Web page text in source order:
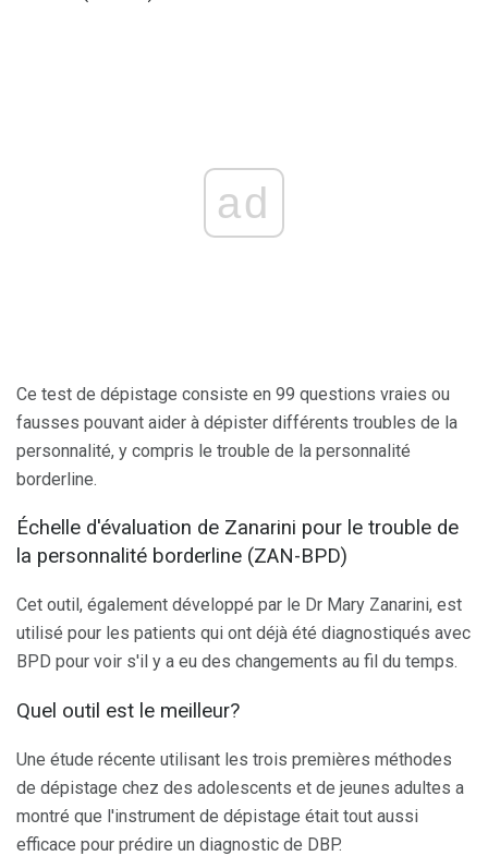
ad
Ce test de dépistage consiste en 99 questions vraies ou
fausses pouvant aider à dépister différents troubles de la
personnalité, y compris le trouble de la personnalité
borderline.
Échelle d'évaluation de Zanarini pour le trouble de
la personnalité borderline (ZAN-BPD)
Cet outil, également développé par le Dr Mary Zanarini, est
utilisé pour les patients qui ont déjà été diagnostiqués avec
BPD pour voir s'il y a eu des changements au fil du temps.
Quel outil est le meilleur?
Une étude récente utilisant les trois premières méthodes
de dépistage chez des adolescents et de jeunes adultes a
montré que l'instrument de dépistage était tout aussi
efficace pour prédire un diagnostic de DBP.